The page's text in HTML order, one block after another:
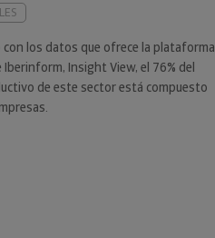
con los datos que ofrece la plataforma
Iberinform, Insight View, el 76% del
de este sector está compuesto